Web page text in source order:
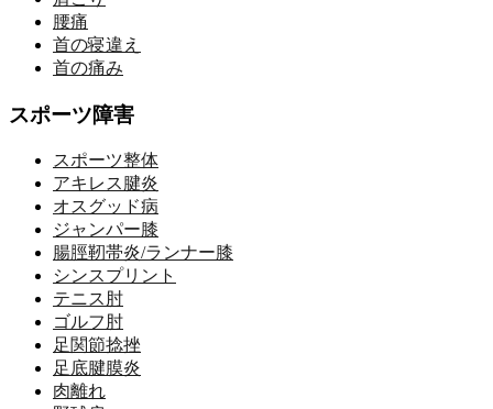
腰痛
首の寝違え
首の痛み
スポーツ障害
スポーツ整体
アキレス腱炎
オスグッド病
ジャンパー膝
腸脛靭帯炎/ランナー膝
シンスプリント
テニス肘
ゴルフ肘
足関節捻挫
足底腱膜炎
肉離れ